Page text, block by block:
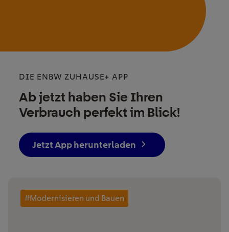
DIE ENBW ZUHAUSE+ APP
Ab jetzt haben Sie Ihren
Verbrauch perfekt im Blick!
Jetzt App herunterladen
#Modernisieren und Bauen